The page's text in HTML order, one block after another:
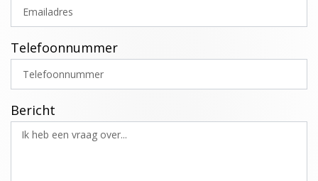
Telefoonnummer
Bericht